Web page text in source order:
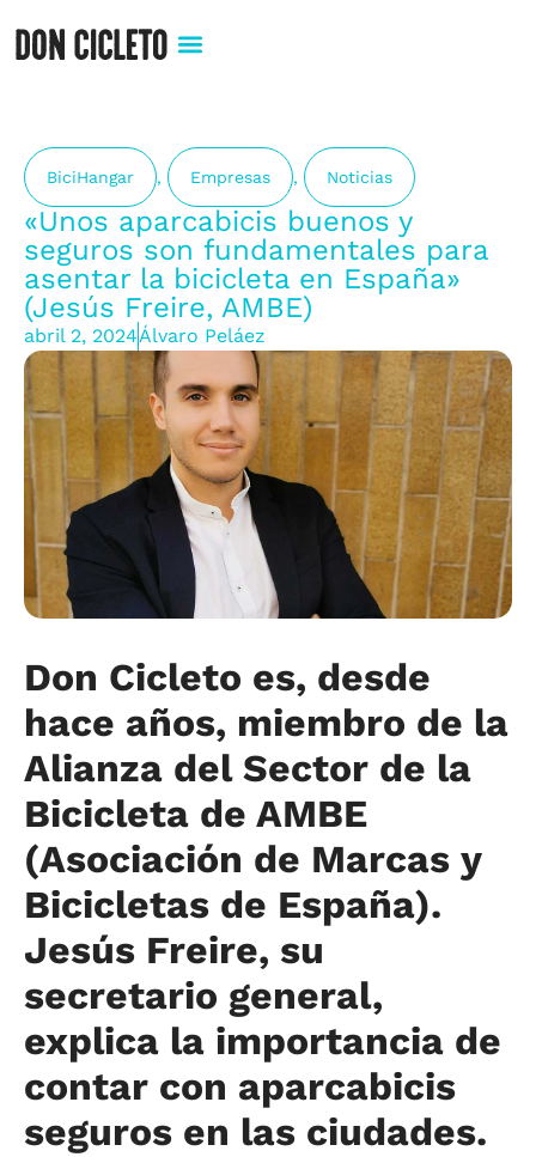
BiciHangar , Empresas , Noticias
«Unos aparcabicis buenos y
seguros son fundamentales para
asentar la bicicleta en España»
(Jesús Freire, AMBE)
abril 2, 2024Álvaro Peláez
Don Cicleto es, desde
hace años, miembro de la
Alianza del Sector de la
Bicicleta de AMBE
(Asociación de Marcas y
Bicicletas de España).
Jesús Freire, su
secretario general,
explica la importancia de
contar con aparcabicis
seguros en las ciudades.